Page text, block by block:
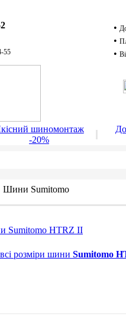
55
•
•
•
шиномонтаж
-20%
Шини Sumitomo
Sumitomo HTRZ II
розміри шини Sumitomo